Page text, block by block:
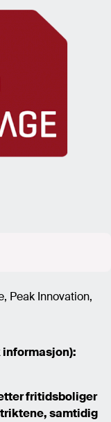
Peak Innovation,
informasjon):
fritidsboliger
samtidig